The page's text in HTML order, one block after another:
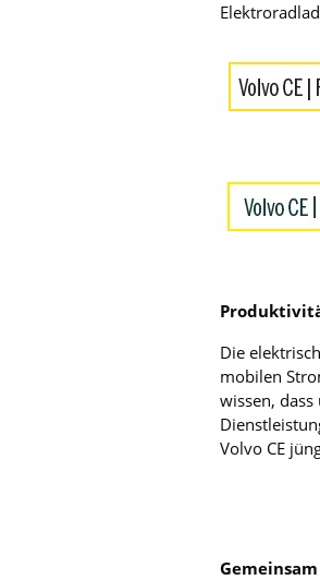
Die
mobilen
wissen,
Volvo CE